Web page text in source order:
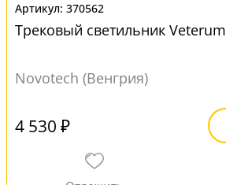
370562
Трековый светильник
Novotech (Венгрия)
4 530 ₽